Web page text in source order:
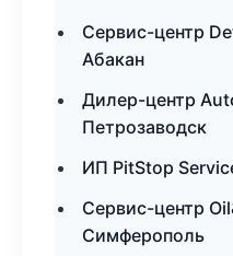
Сервис-центр
Абакан
Дилер-центр
Петрозаводск
ИП PitStop
Сервис-центр
Симферополь